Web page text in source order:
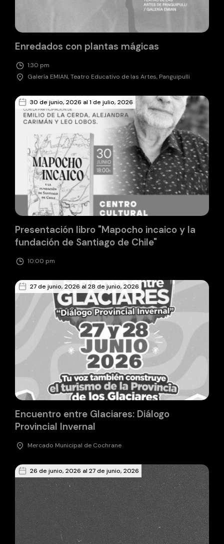
Enredados con plantas mágicas
1:30 pm
Galería EMIAN, Teatro Educativo de las Artes, Panguipulli
30 de junio, 2026 al 1 de julio, 2026
Presentación libro "Mapocho incaico y la
fundación de Santiago de Chile"
10:00 pm
27 de junio, 2026 al 28 de junio, 2026
Encuentro entre Glaciares: Diálogo
Provincial Invernal
Mercado Municipal de Cochrane
26 de junio, 2026 al 27 de junio, 2026